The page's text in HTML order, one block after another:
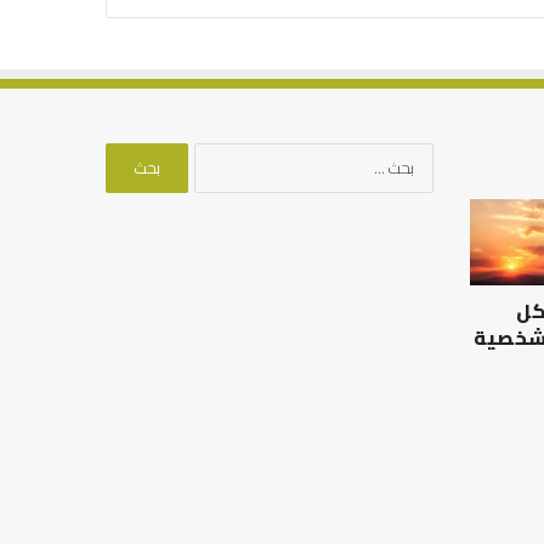
الرصيد
التربوي
والطفولة
المبكرة
..
كيف
شخصية
البحث